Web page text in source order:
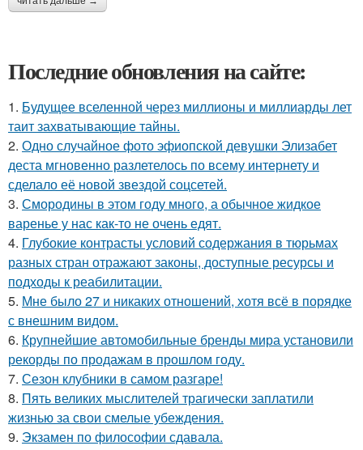
Последние обновления на сайте:
1. Будущее вселенной через миллионы и миллиарды лет
таит захватывающие тайны.
2. Одно случайное фото эфиопской девушки Элизабет
деста мгновенно разлетелось по всему интернету и
сделало её новой звездой соцсетей.
3. Смородины в этом году много, а обычное жидкое
варенье у нас как-то не очень едят.
4. Глубокие контрасты условий содержания в тюрьмах
разных стран отражают законы, доступные ресурсы и
подходы к реабилитации.
5. Мне было 27 и никаких отношений, хотя всё в порядке
с внешним видом.
6. Крупнейшие автомобильные бренды мира установили
рекорды по продажам в прошлом году.
7. Сезон клубники в самом разгаре!
8. Пять великих мыслителей трагически заплатили
жизнью за свои смелые убеждения.
9. Экзамен по философии сдавала.